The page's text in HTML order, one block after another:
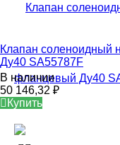
Клапан соленоидный
Ду40 SA55787F
В наличии
50 146,32 ₽
Купить